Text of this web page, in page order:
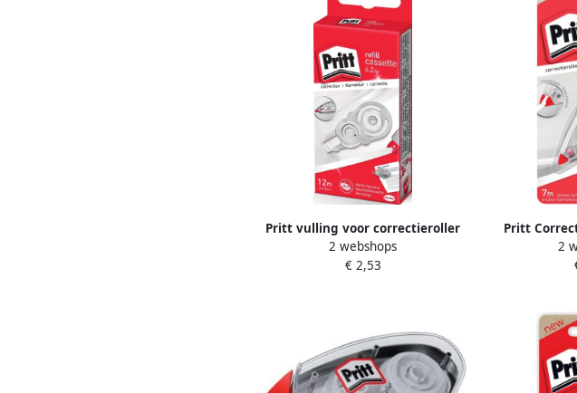
Pritt vulling voor correctieroller
Refill Flex 4 2 mm x 12 m in
ophangdoosje
2 webshops
€ 2,53
Pritt
2